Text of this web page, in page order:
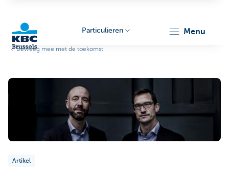
Particulieren menu
Beweeg mee met de toekomst
Artikel